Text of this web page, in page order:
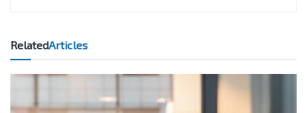
RelatedArticles